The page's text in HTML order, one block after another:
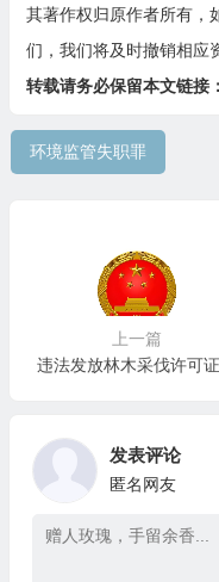
其著作权归原作者所有，
们，我们将及时撤销相应
转载请务必保留本文链接：
环境监管失职罪
上一篇
违法发放林木采伐许可
发表评论
匿名网友